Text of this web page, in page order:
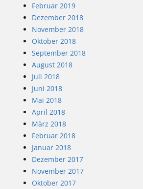
Februar 2019
Dezember 2018
November 2018
Oktober 2018
September 2018
August 2018
Juli 2018
Juni 2018
Mai 2018
April 2018
März 2018
Februar 2018
Januar 2018
Dezember 2017
November 2017
Oktober 2017